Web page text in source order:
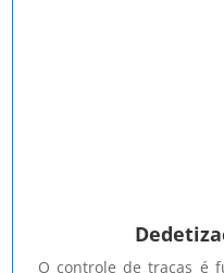
O controle de traças é